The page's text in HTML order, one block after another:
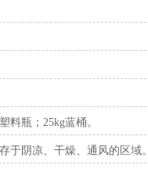
料瓶；25kg蓝桶。
于阴凉、干燥、通风的区域。